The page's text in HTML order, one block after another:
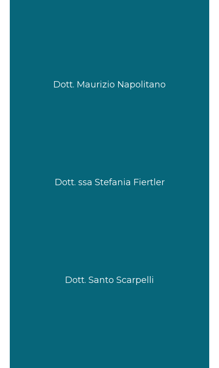
Dott. Maurizio Napolitano
Dott. ssa Stefania Fiertler
Dott. Santo Scarpelli